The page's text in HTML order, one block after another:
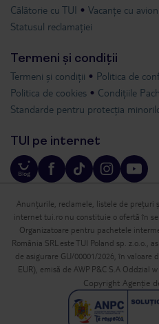
Călătorie cu TUI
Vacanțe cu
Statusul reclamației
Termeni și condiții
Termeni și condiții
Politica de
Politica de cookies
Condițiile
Standarde pentru protecția
TUI pe internet
Anunțurile, reclamele, listele de prețuri
internet tui.ro nu constituie o ofertă în
Organizatoare pentru pachetele
România SRL este TUI Poland sp. z.o.o.,
de asigurare GU/00001/2026, în valoare
EUR), emisă de AWP P&C S.A Oddzial
Copyright Agenție